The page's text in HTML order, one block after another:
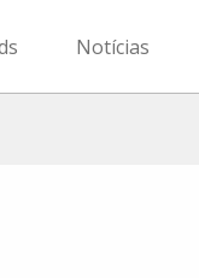
Notícias